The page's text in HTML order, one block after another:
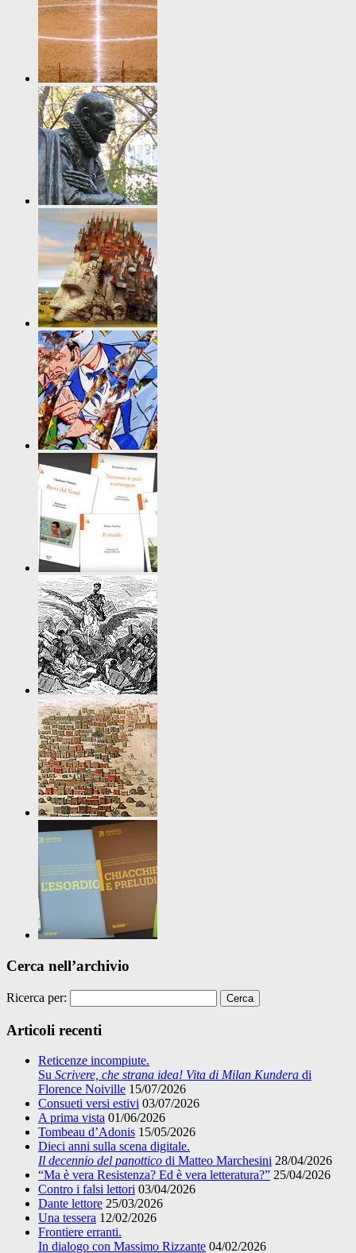
Cerca nell’archivio
Ricerca per:
Articoli recenti
Reticenze incompiute.
Su Scrivere, che strana idea! Vita di Milan Kundera di
Florence Noiville 15/07/2026
Consueti versi estivi 03/07/2026
A prima vista 01/06/2026
Tombeau d’Adonis 15/05/2026
Dieci anni sulla scena digitale.
Il decennio del panottico di Matteo Marchesini 28/04/2026
“Ma è vera Resistenza? Ed è vera letteratura?” 25/04/2026
Contro i falsi lettori 03/04/2026
Dante lettore 25/03/2026
Una tessera 12/02/2026
Frontiere erranti.
In dialogo con Massimo Rizzante 04/02/2026